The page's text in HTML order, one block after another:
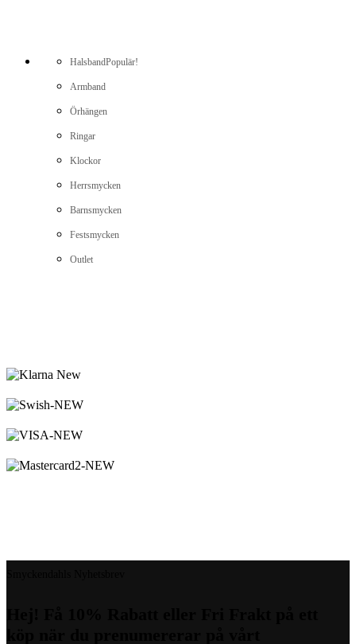
HalsbandPopulär!
Armband
Örhängen
Ringar
Klockor
Herrsmycken
Barnsmycken
Festsmycken
Outlet